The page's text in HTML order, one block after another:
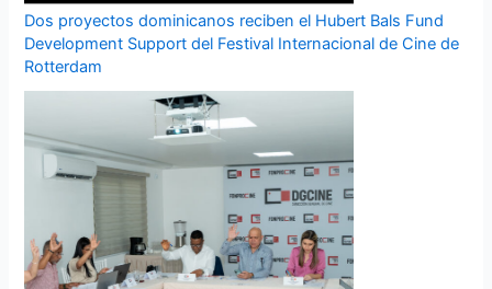
Dos proyectos dominicanos reciben el Hubert Bals Fund
Development Support del Festival Internacional de Cine de
Rotterdam